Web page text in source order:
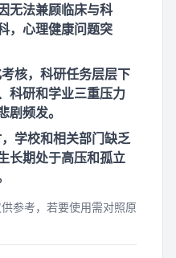
无法兼顾临床与科
，心理健康问题突
核，科研任务层层下
科研和学业三重压力
剧频发。
学校和相关部门缺乏
长期处于高压和孤立
参考，若要使用需对照原